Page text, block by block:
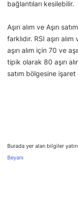
bağlantıları kesilebilir.
Aşırı alım ve Aşırı
farklıdır. RSI aşırı
aşırı alım için 70 ve
tipik olarak 80 aşırı
satım bölgesine işaret
Burada yer alan bilgiler
Beyanı